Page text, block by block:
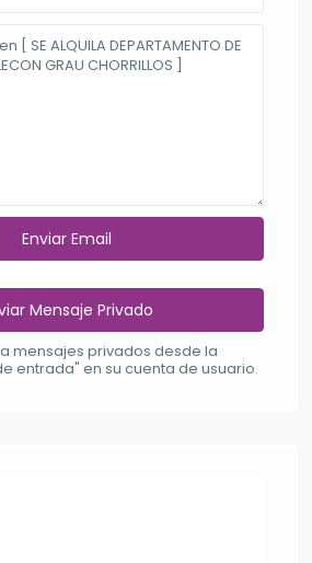
mensajes privados desde la
entrada" en su cuenta de usuario.